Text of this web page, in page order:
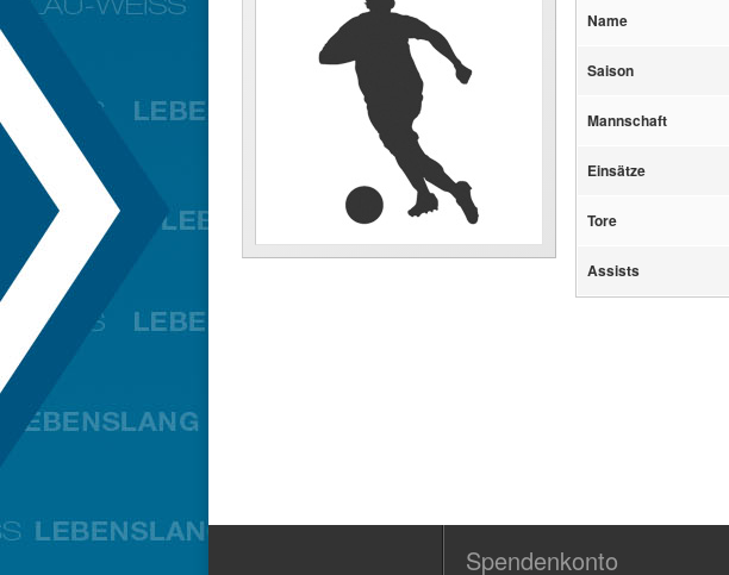
Name
Saison
Mannschaft
Einsätze
Tore
Assists
Spendenkonto